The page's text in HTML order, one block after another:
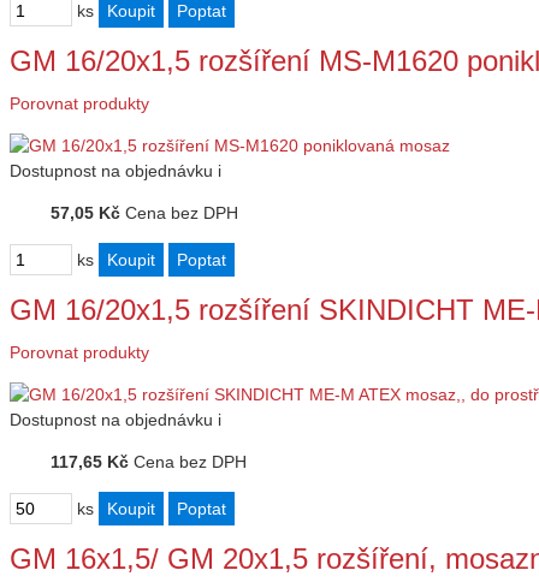
ks
GM 16/20x1,5 rozšíření MS-M1620
Porovnat produkty
Dostupnost na objednávku i
57,05 Kč Cena bez DPH
ks
GM 16/20x1,5 rozšíření SKINDICHT
Porovnat produkty
Dostupnost na objednávku i
117,65 Kč Cena bez DPH
ks
GM 16x1,5/ GM 20x1,5 rozšíření,